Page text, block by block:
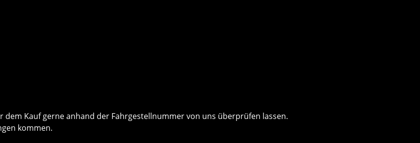
Kauf gerne anhand der Fahrgestellnummer von uns überprüfen lassen.
kommen.